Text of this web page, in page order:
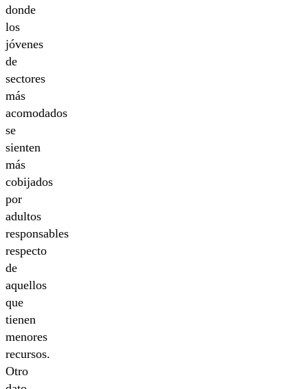
donde
los
jóvenes
de
sectores
más
acomodados
se
sienten
más
cobijados
por
adultos
responsables
respecto
de
aquellos
que
tienen
menores
recursos.
Otro